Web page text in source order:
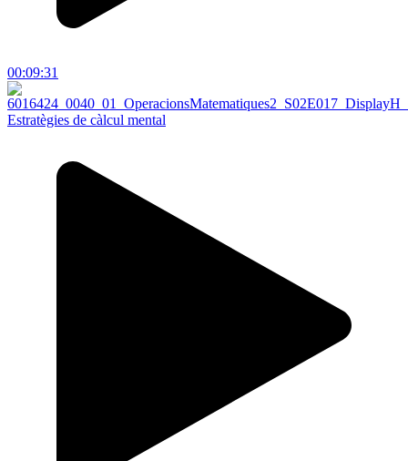
00:09:31
Estratègies de càlcul mental